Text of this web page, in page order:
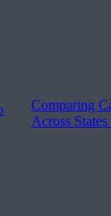
Comparing
Across